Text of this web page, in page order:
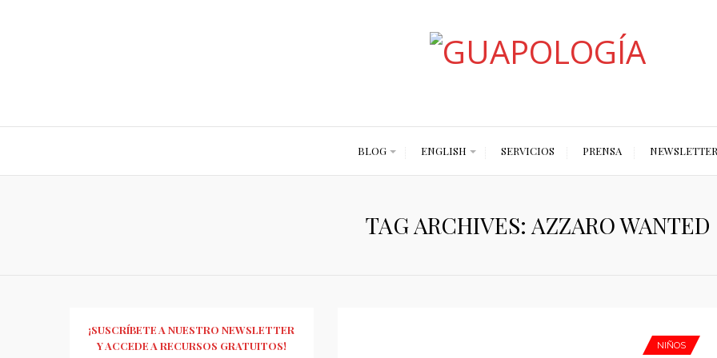
BLOG ENGLISH SERVICIOS PRENSA NEWSLETTER
TAG ARCHIVES: AZZARO WANTED
NIÑOS
¡SUSCRÍBETE A NUESTRO NEWSLETTER
Y ACCEDE A RECURSOS GRATUITOS!